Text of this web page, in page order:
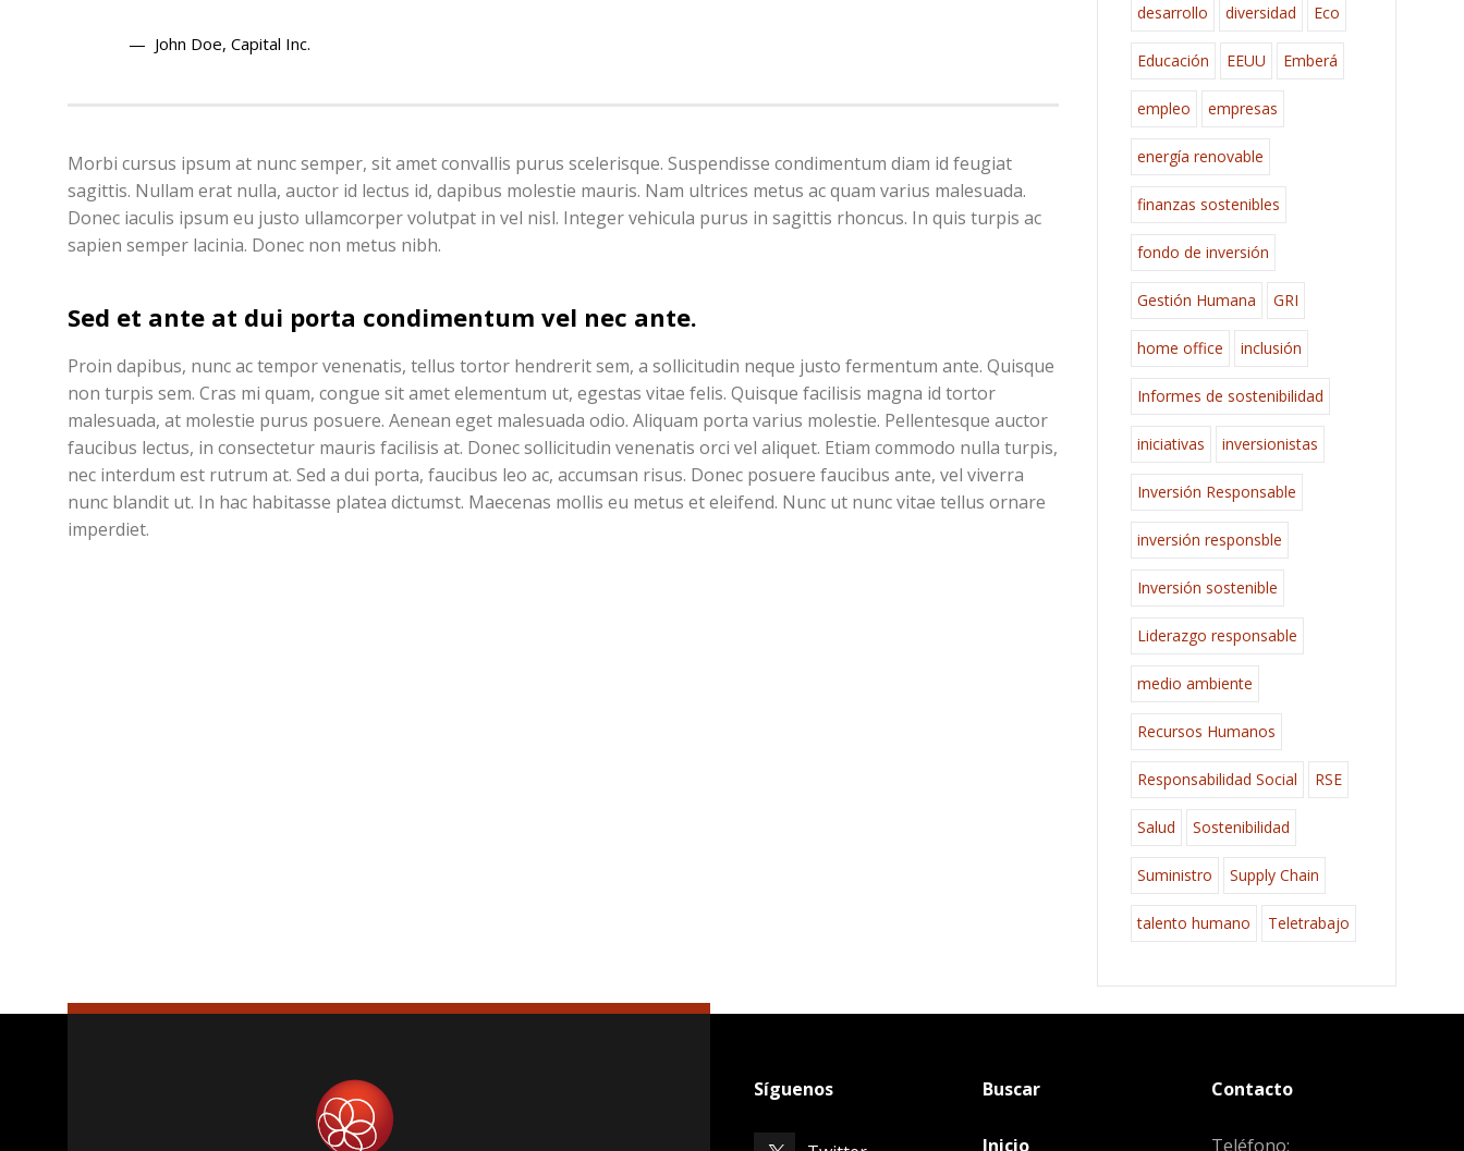
John Doe, Capital Inc.
Morbi cursus ipsum at nunc semper, sit amet convallis purus scelerisque. Suspendisse condimentum diam id feugiat
sagittis. Nullam erat nulla, auctor id lectus id, dapibus molestie mauris. Nam ultrices metus ac quam varius malesuada.
Donec iaculis ipsum eu justo ullamcorper volutpat in vel nisl. Integer vehicula purus in sagittis rhoncus. In quis turpis ac
sapien semper lacinia. Donec non metus nibh.
Sed et ante at dui porta condimentum vel nec ante.
Proin dapibus, nunc ac tempor venenatis, tellus tortor hendrerit sem, a sollicitudin neque justo fermentum ante. Quisque
non turpis sem. Cras mi quam, congue sit amet elementum ut, egestas vitae felis. Quisque facilisis magna id tortor
malesuada, at molestie purus posuere. Aenean eget malesuada odio. Aliquam porta varius molestie. Pellentesque auctor
faucibus lectus, in consectetur mauris facilisis at. Donec sollicitudin venenatis orci vel aliquet. Etiam commodo nulla turpis,
nec interdum est rutrum at. Sed a dui porta, faucibus leo ac, accumsan risus. Donec posuere faucibus ante, vel viverra
nunc blandit ut. In hac habitasse platea dictumst. Maecenas mollis eu metus et eleifend. Nunc ut nunc vitae tellus ornare
imperdiet.
desarrollo diversidad Eco
Educación EEUU Emberá
empleo empresas
energía renovable
finanzas sostenibles
fondo de inversión
Gestión Humana GRI
home office inclusión
Informes de sostenibilidad
iniciativas inversionistas
Inversión Responsable
inversión responsble
Inversión sostenible
Liderazgo responsable
medio ambiente
Recursos Humanos
Responsabilidad Social RSE
Salud Sostenibilidad
Suministro Supply Chain
talento humano Teletrabajo
Síguenos Buscar
Inicio
Contacto
Teléfono: